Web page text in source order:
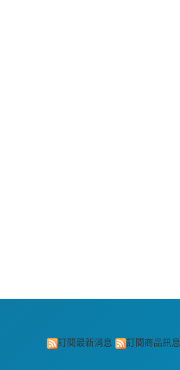
訂閱最新消息 訂閱商品訊息